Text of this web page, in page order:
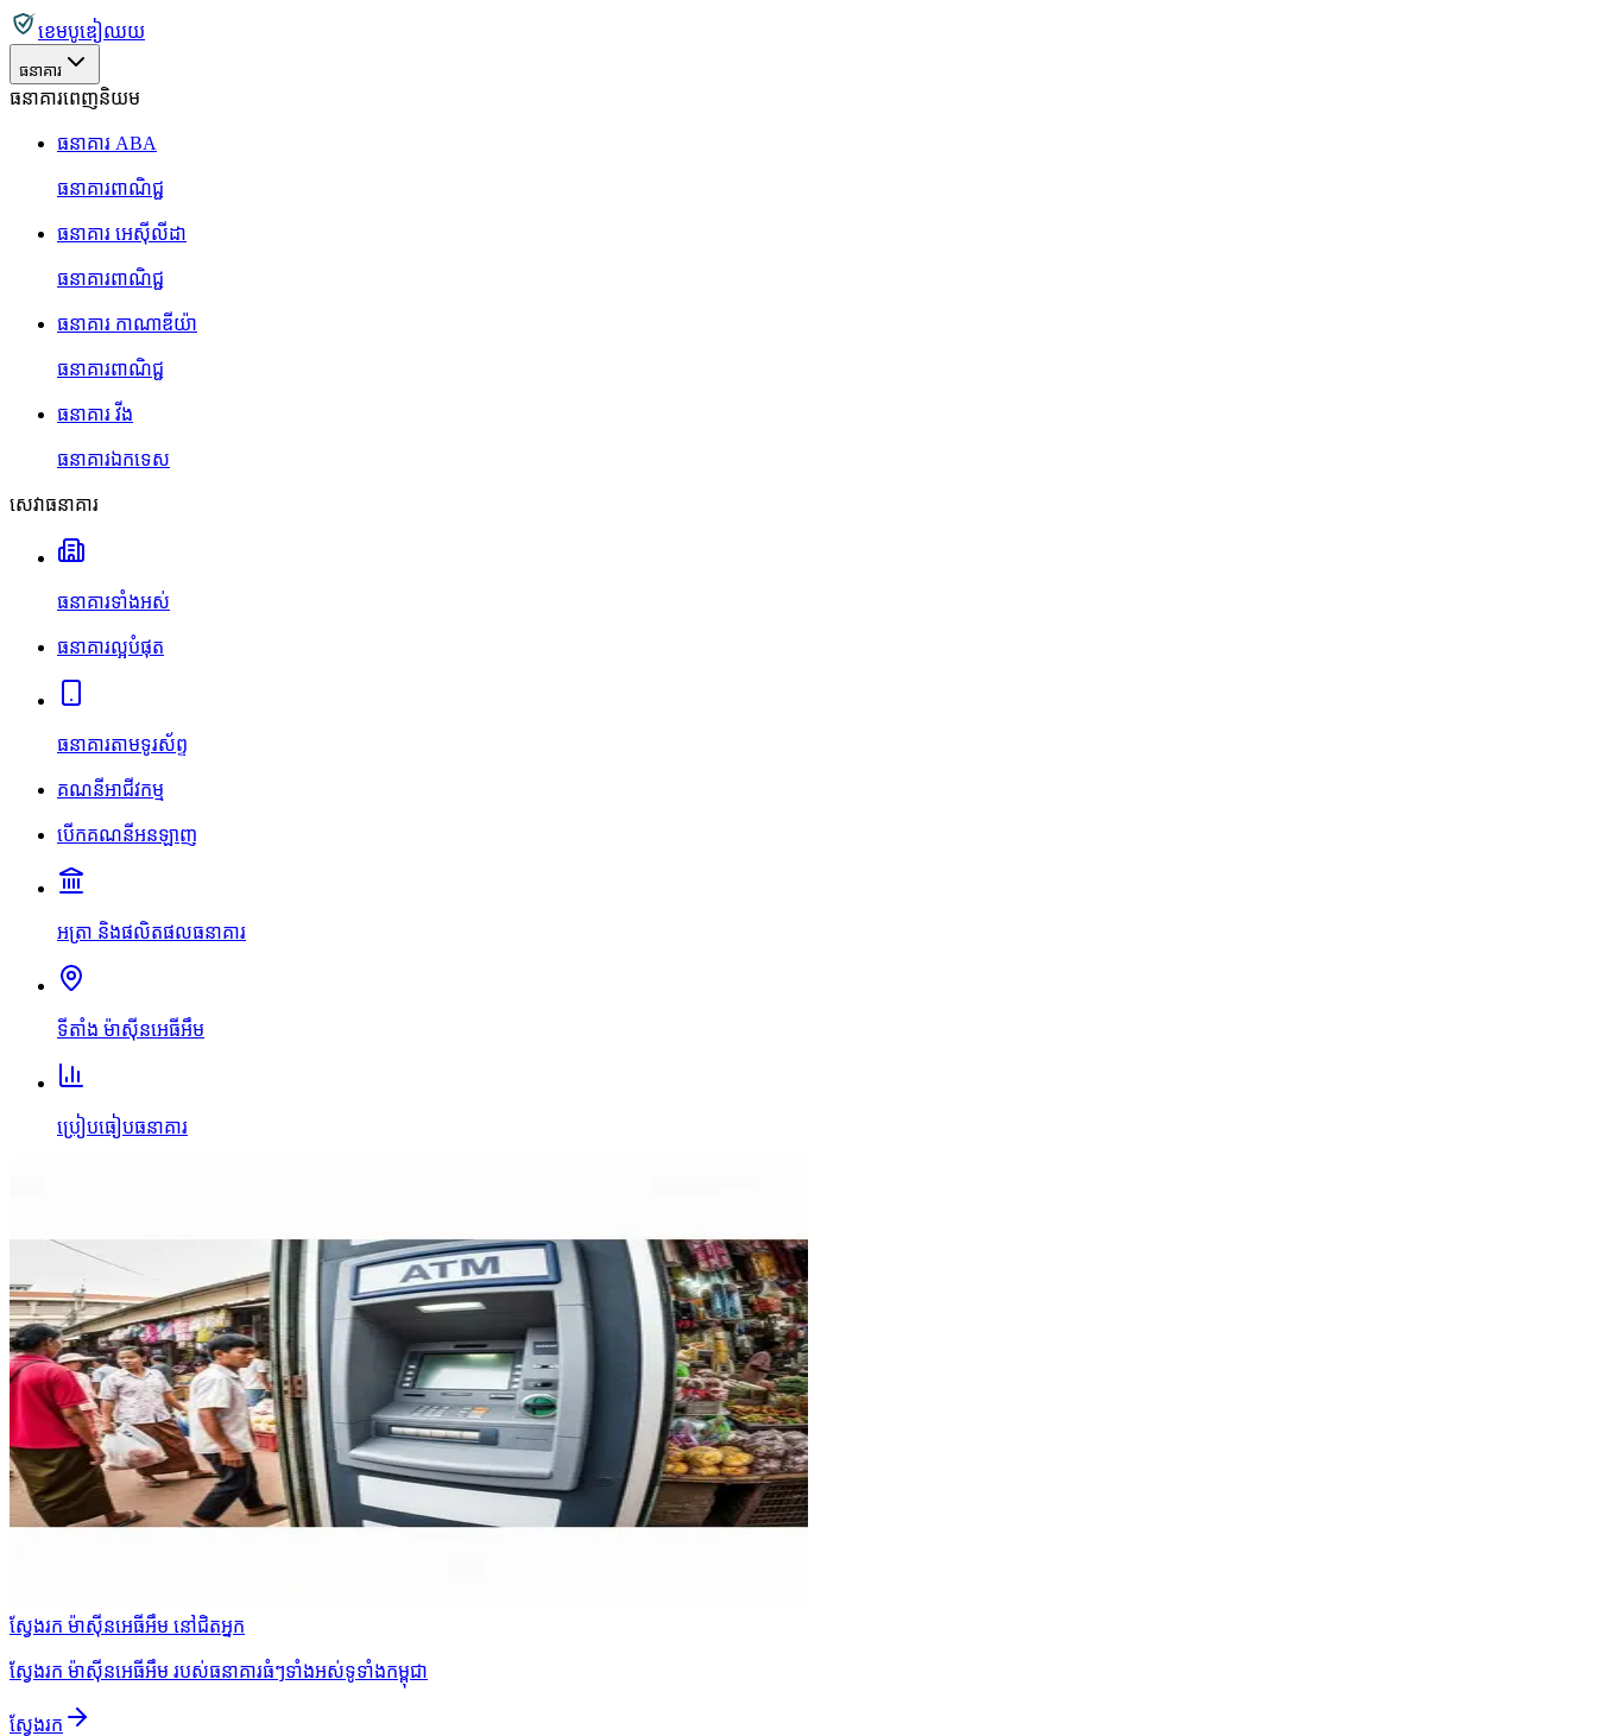
ខេមបូឌៀឈយ
ធនាគារ
ធនាគារពេញនិយម
ធនាគារ ABA
ធនាគារពាណិជ្ជ
ធនាគារ អេស៊ីលីដា
ធនាគារពាណិជ្ជ
ធនាគារ កាណាឌីយ៉ា
ធនាគារពាណិជ្ជ
ធនាគារ វីង
ធនាគារឯកទេស
សេវាធនាគារ
ធនាគារទាំងអស់
ធនាគារល្អបំផុត
ធនាគារតាមទូរស័ព្ទ
គណនីអាជីវកម្ម
បើកគណនីអនឡាញ
អត្រា និងផលិតផលធនាគារ
ទីតាំង ម៉ាស៊ីនអេធីអឹម
ប្រៀបធៀបធនាគារ
ស្វែងរក ម៉ាស៊ីនអេធីអឹម នៅជិតអ្នក
ស្វែងរក ម៉ាស៊ីនអេធីអឹម របស់ធនាគារធំៗទាំងអស់ទូទាំងកម្ពុជា
ស្វែងរក